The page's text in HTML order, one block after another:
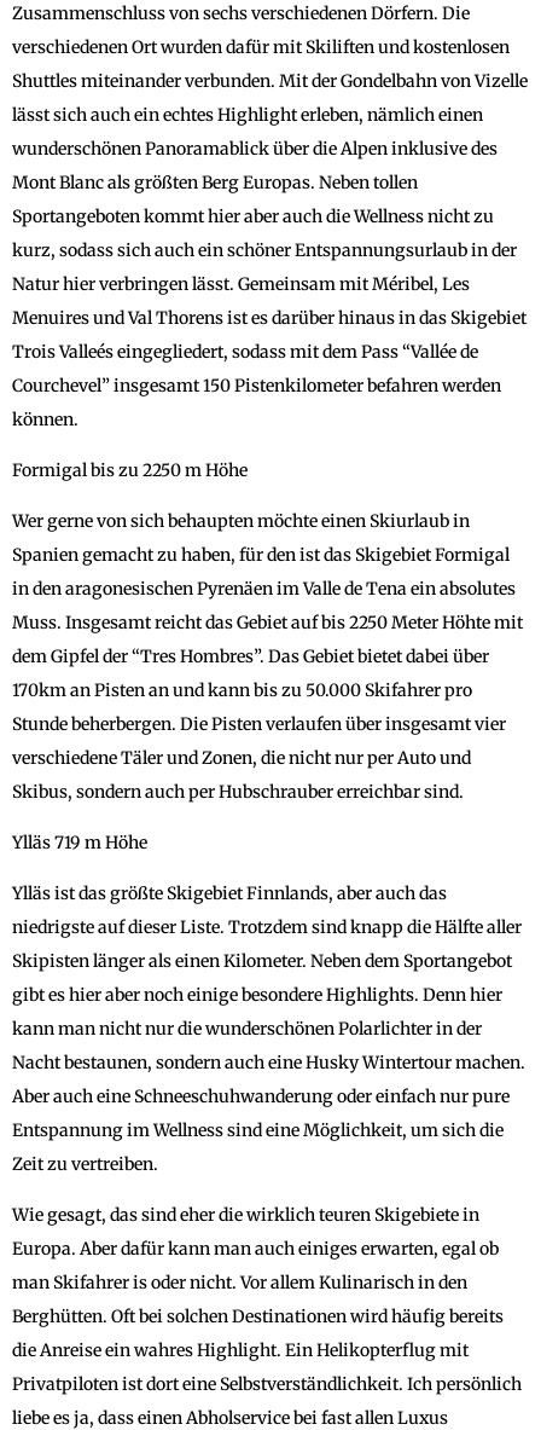
Zusammenschluss von sechs verschiedenen Dörfern. Die
verschiedenen Ort wurden dafür mit Skiliften und kostenlosen
Shuttles miteinander verbunden. Mit der Gondelbahn von Vizelle
lässt sich auch ein echtes Highlight erleben, nämlich einen
wunderschönen Panoramablick über die Alpen inklusive des
Mont Blanc als größten Berg Europas. Neben tollen
Sportangeboten kommt hier aber auch die Wellness nicht zu
kurz, sodass sich auch ein schöner Entspannungsurlaub in der
Natur hier verbringen lässt. Gemeinsam mit Méribel, Les
Menuires und Val Thorens ist es darüber hinaus in das Skigebiet
Trois Valleés eingegliedert, sodass mit dem Pass “Vallée de
Courchevel” insgesamt 150 Pistenkilometer befahren werden
können.
Formigal bis zu 2250 m Höhe
Wer gerne von sich behaupten möchte einen Skiurlaub in
Spanien gemacht zu haben, für den ist das Skigebiet Formigal
in den aragonesischen Pyrenäen im Valle de Tena ein absolutes
Muss. Insgesamt reicht das Gebiet auf bis 2250 Meter Höhte mit
dem Gipfel der “Tres Hombres”. Das Gebiet bietet dabei über
170km an Pisten an und kann bis zu 50.000 Skifahrer pro
Stunde beherbergen. Die Pisten verlaufen über insgesamt vier
verschiedene Täler und Zonen, die nicht nur per Auto und
Skibus, sondern auch per Hubschrauber erreichbar sind.
Ylläs 719 m Höhe
Ylläs ist das größte Skigebiet Finnlands, aber auch das
niedrigste auf dieser Liste. Trotzdem sind knapp die Hälfte aller
Skipisten länger als einen Kilometer. Neben dem Sportangebot
gibt es hier aber noch einige besondere Highlights. Denn hier
kann man nicht nur die wunderschönen Polarlichter in der
Nacht bestaunen, sondern auch eine Husky Wintertour machen.
Aber auch eine Schneeschuhwanderung oder einfach nur pure
Entspannung im Wellness sind eine Möglichkeit, um sich die
Zeit zu vertreiben.
Wie gesagt, das sind eher die wirklich teuren Skigebiete in
Europa. Aber dafür kann man auch einiges erwarten, egal ob
man Skifahrer is oder nicht. Vor allem Kulinarisch in den
Berghütten. Oft bei solchen Destinationen wird häufig bereits
die Anreise ein wahres Highlight. Ein Helikopterflug mit
Privatpiloten ist dort eine Selbstverständlichkeit. Ich persönlich
liebe es ja, dass einen Abholservice bei fast allen Luxus